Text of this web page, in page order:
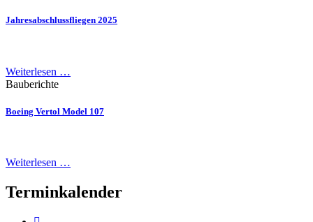
Jahresabschlussfliegen 2025
Weiterlesen …
Bauberichte
Boeing Vertol Model 107
Weiterlesen …
Terminkalender